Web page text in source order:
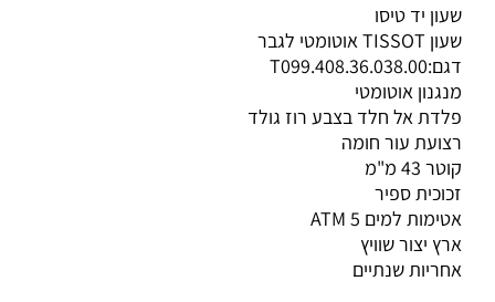
שעון יד טיסו
שעון TISSOT אוטומטי לגבר
דגם:T099.408.36.038.00
מנגנון אוטומטי
פלדת אל חלד בצבע רוז גולד
רצועת עור חומה
קוטר 43 מ"מ
זכוכית ספיר
אטימות למים 5 ATM
ארץ יצור שוויץ
אחריות שנתיים